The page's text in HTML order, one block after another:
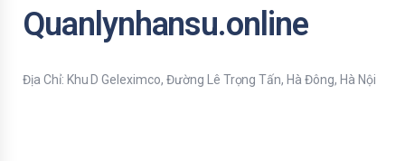
Quanlynhansu.online
Địa Chỉ: Khu D Geleximco, Đường Lê Trọng Tấn, Hà Đông, Hà Nội